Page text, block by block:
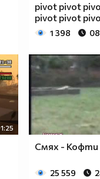
pivot pivot
pivot pivot
1 398
Смях - Кофти
25 559